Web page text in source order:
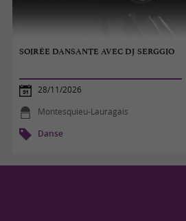
SOIRÉE DANSANTE AVEC DJ SERGGIO
28/11/2026
Montesquieu-Lauragais
Danse